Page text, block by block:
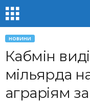
НОВИНИ
Кабмін
мільярда
аграріям